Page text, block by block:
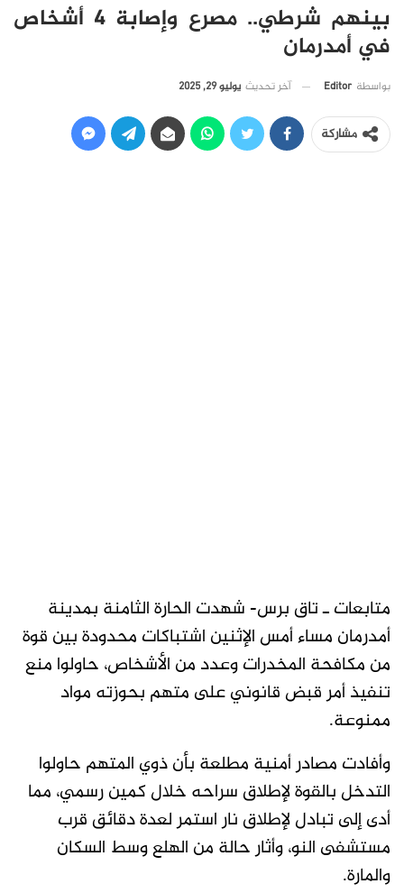
بينهم شرطي.. مصرع وإصابة 4 أشخاص
في أمدرمان
بواسطة Editor آخر تحديث يوليو 29, 2025
مشاركة
متابعات ـ تاق برس- شهدت الحارة الثامنة بمدينة
أمدرمان مساء أمس الإثنين اشتباكات محدودة بين قوة
من مكافحة المخدرات وعدد من الأشخاص، حاولوا منع
تنفيذ أمر قبض قانوني على متهم بحوزته مواد
ممنوعة.
وأفادت مصادر أمنية مطلعة بأن ذوي المتهم حاولوا
التدخل بالقوة لإطلاق سراحه خلال كمين رسمي، مما
أدى إلى تبادل لإطلاق نار استمر لعدة دقائق قرب
مستشفى النو، وأثار حالة من الهلع وسط السكان
والمارة.